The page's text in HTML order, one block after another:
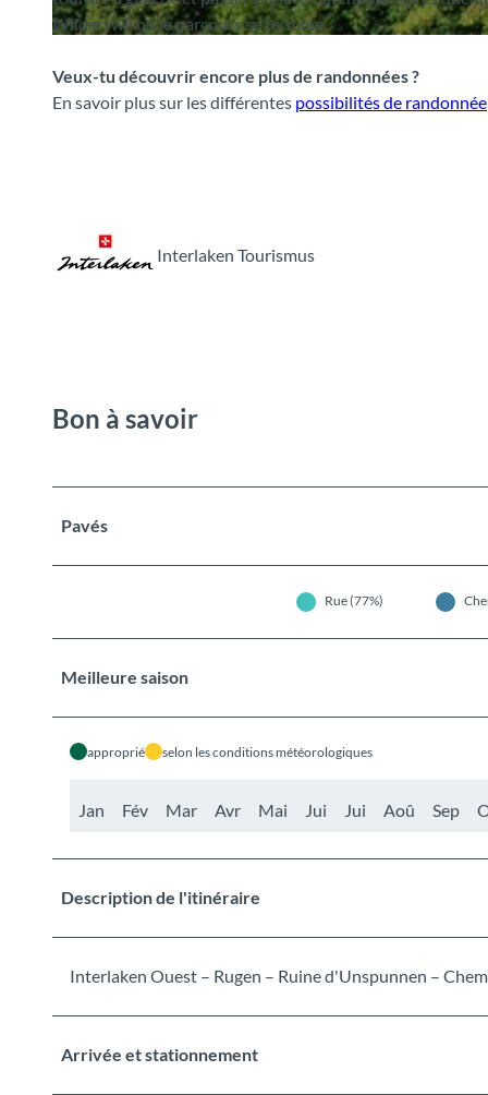
Wilderswil où le parcours se termine.
Veux-tu découvrir encore plus de randonnées ?
En savoir plus sur les différentes possibilités de randonnée
Interlaken Tourismus
Bon à savoir
Pavés
Rue (77%)
Meilleure saison
approprié selon les conditions météorologiques
Jan Fév Mar Avr Mai Jui Jui Aoû Sep
Description de l'itinéraire
Interlaken Ouest – Rugen – Ruine d'Unspunnen –
Arrivée et stationnement